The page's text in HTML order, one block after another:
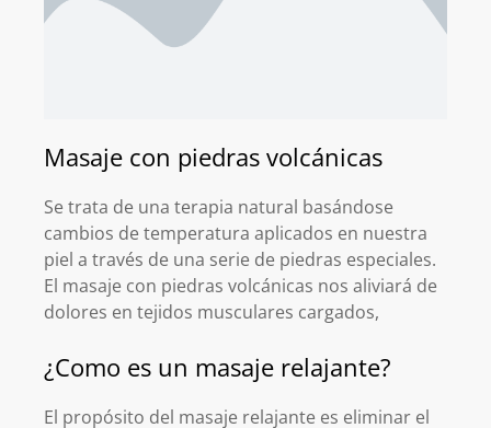
Masaje con piedras volcánicas
Se trata de una terapia natural basándose
cambios de temperatura aplicados en nuestra
piel a través de una serie de piedras especiales.
El masaje con piedras volcánicas nos aliviará de
dolores en tejidos musculares cargados,
¿Como es un masaje relajante?
El propósito del masaje relajante es eliminar el